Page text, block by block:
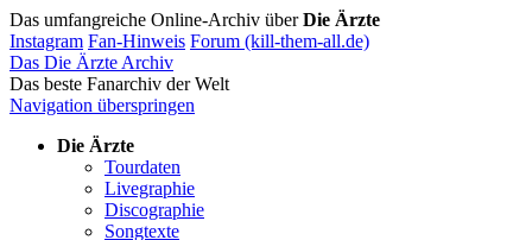
Das umfangreiche Online-Archiv überDie Ärzte
Instagram Fan-Hinweis Forum (kill-them-all.de)
Das Die Ärzte Archiv
Das beste Fanarchiv der Welt
Navigation überspringen
Die Ärzte
Tourdaten
Livegraphie
Discographie
Songtexte